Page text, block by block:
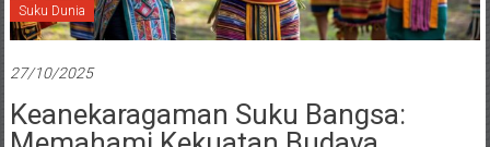
Suku Dunia
27/10/2025
Keanekaragaman Suku Bangsa: